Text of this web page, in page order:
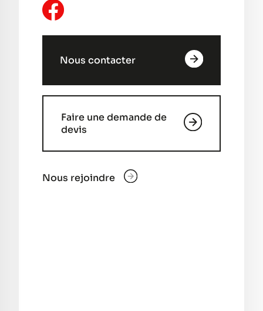
Nous contacter
Faire une demande de
devis
Nous rejoindre